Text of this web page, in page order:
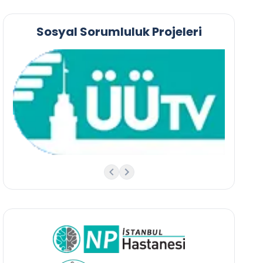
Sosyal Sorumluluk Projeleri